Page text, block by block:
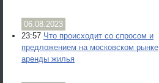
06.08.2023
23:57 Что происходит со спросом и
предложением на московском рынке
аренды жилья